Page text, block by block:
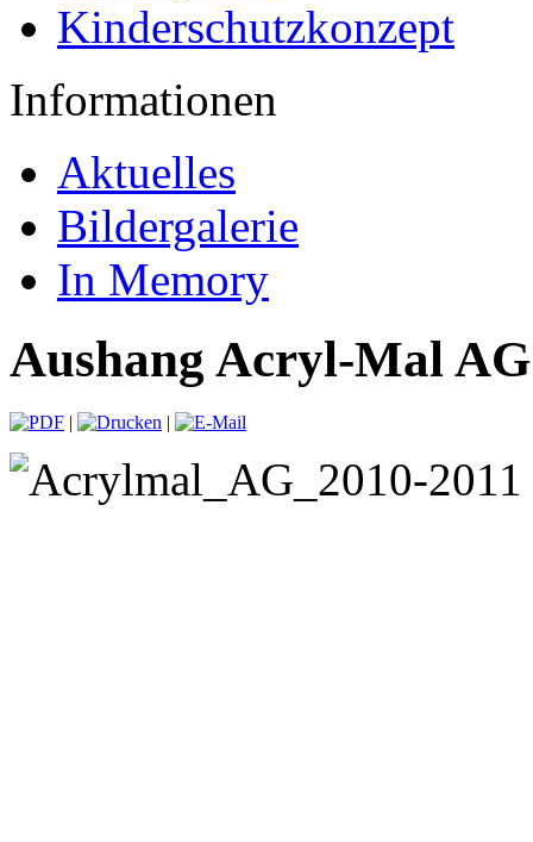
Kinderschutzkonzept
Informationen
Aktuelles
Bildergalerie
In Memory
Aushang Acryl-Mal AG
| |